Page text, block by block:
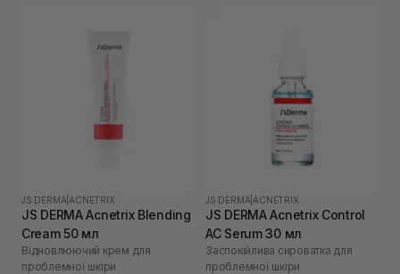
JS DERMA ACNETRIX
JS DERMA Acnetrix Blending
Cream 50 мл
Відновлюючий крем для
проблемної шкіри
JS DERMA ACNETRIX
JS DERMA Acnetrix Control
AC Serum 30 мл
Заспокійлива сироватка для
проблемної шкіри